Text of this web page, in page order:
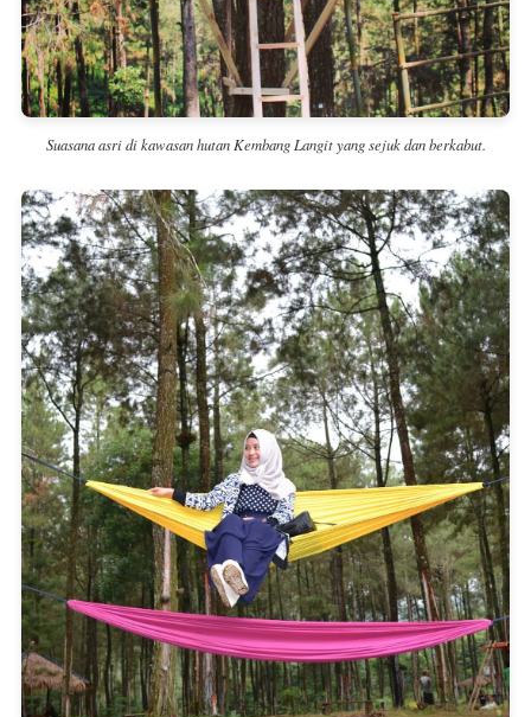
Suasana asri di kawasan hutan Kembang Langit yang sejuk dan berkabut.